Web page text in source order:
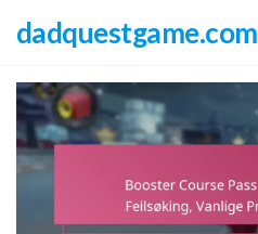
content
dadquestgame.com